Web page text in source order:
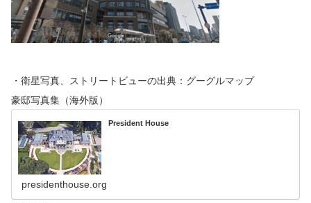
・衛星写真、ストリートビューの出典：グーグルマップ
豪邸写真集（海外版）
President House
presidenthouse.org